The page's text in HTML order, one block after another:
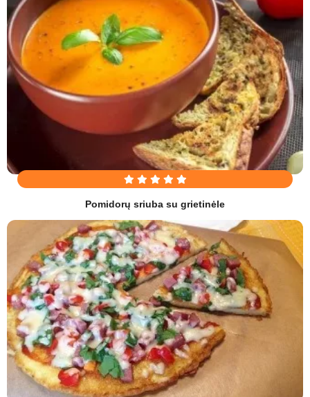
Pomidorų sriuba su grietinėle